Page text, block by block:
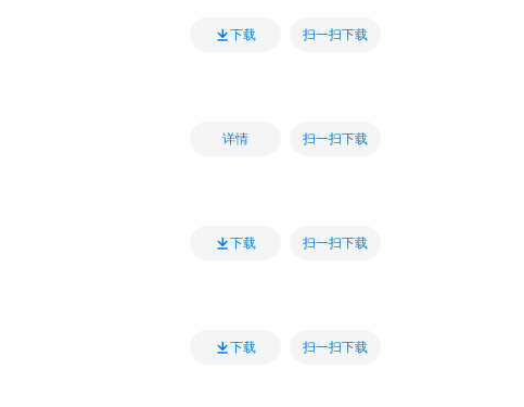
下载 扫一扫下载
详情 扫一扫下载
下载 扫一扫下载
下载 扫一扫下载